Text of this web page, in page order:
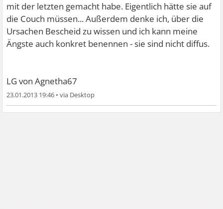
mit der letzten gemacht habe. Eigentlich hätte sie auf
die Couch müssen...Außerdem denke ich, über die
Ursachen Bescheid zu wissen und ich kann meine
Ängste auch konkret benennen - sie sind nicht diffus.
LG von Agnetha67
23.01.2013 19:46 •